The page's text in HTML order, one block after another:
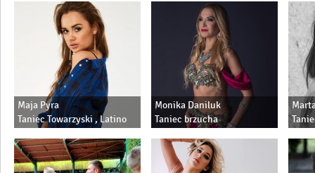
Maja Pyra
Taniec Towarzyski , Latino
heels, Ladies style
Monika Daniluk
Taniec brzucha